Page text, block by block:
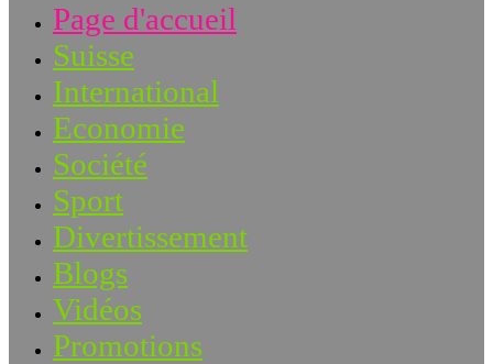
Page d'accueil
Suisse
International
Economie
Société
Sport
Divertissement
Blogs
Vidéos
Promotions